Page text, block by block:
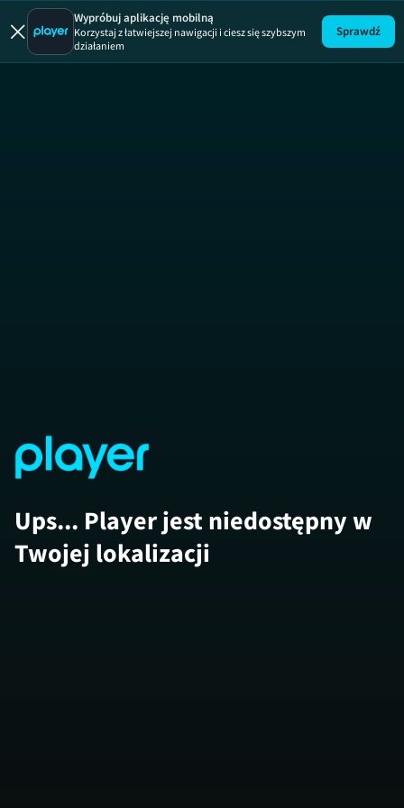
Uwaga!
Wypróbuj aplikację mobilną
Korzystaj z łatwiejszej nawigacji i ciesz się szybszym
działaniem
Sprawdź
Ups... Player jest niedostępny w
Twojej lokalizacji